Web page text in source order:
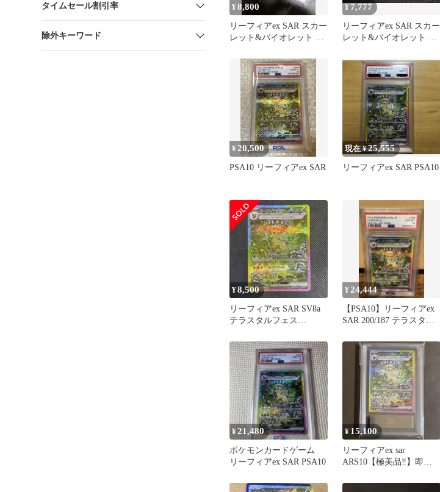
タイムセール割引率
除外キーワード
¥8,800
リーフィアex SAR スカー
レット&バイオレット ハ
タ…
¥ 7,777
リーフィアex SAR スカー
レット&バイオレット ハ
タ…
¥ 20,500
PSA10 リーフィアex SAR
現在 ¥25,555
リーフィアex SAR PSA10
¥8,500
リーフィアex SAR SV8a
テラスタルフェス
¥ 24,444
【PSA10】リーフィアex
SAR 200/187 テラスタル
¥21,480
ポケモンカードゲーム
リーフィアex SAR PSA10
¥ 15,100
リーフィアex sar
ARS10【極美品‼️】即日
④